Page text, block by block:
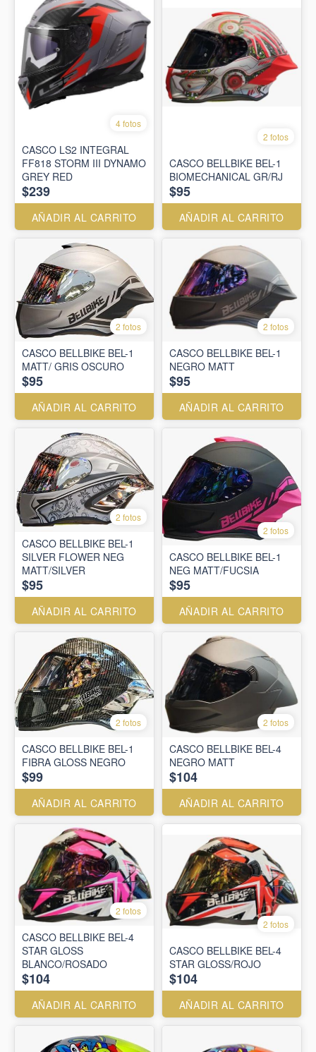
4 fotos
CASCO LS2 INTEGRAL
FF818 STORM III DYNAMO
GREY RED
$239
AÑADIR AL CARRITO
2 fotos
CASCO BELLBIKE BEL-1
BIOMECHANICAL GR/RJ
$95
AÑADIR AL CARRITO
2 fotos
CASCO BELLBIKE BEL-1
MATT/ GRIS OSCURO
$95
AÑADIR AL CARRITO
2 fotos
CASCO BELLBIKE BEL-1
NEGRO MATT
$95
AÑADIR AL CARRITO
2 fotos
CASCO BELLBIKE BEL-1
SILVER FLOWER NEG
MATT/SILVER
$95
AÑADIR AL CARRITO
2 fotos
CASCO BELLBIKE BEL-1
NEG MATT/FUCSIA
$95
AÑADIR AL CARRITO
2 fotos
CASCO BELLBIKE BEL-1
FIBRA GLOSS NEGRO
$99
AÑADIR AL CARRITO
2 fotos
CASCO BELLBIKE BEL-4
NEGRO MATT
$104
AÑADIR AL CARRITO
2 fotos
CASCO BELLBIKE BEL-4
STAR GLOSS
BLANCO/ROSADO
$104
AÑADIR AL CARRITO
2 fotos
CASCO BELLBIKE BEL-4
STAR GLOSS/ROJO
$104
AÑADIR AL CARRITO